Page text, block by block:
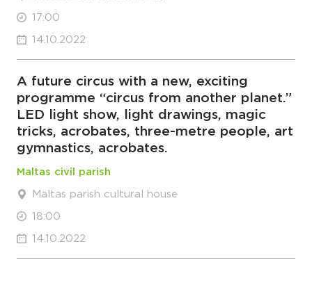
17:00
14.10.2022
A future circus with a new, exciting
programme “circus from another planet.”
LED light show, light drawings, magic
tricks, acrobates, three-metre people, art
gymnastics, acrobates.
Maltas civil parish
Maltas parish cultural house
18:00
14.10.2022